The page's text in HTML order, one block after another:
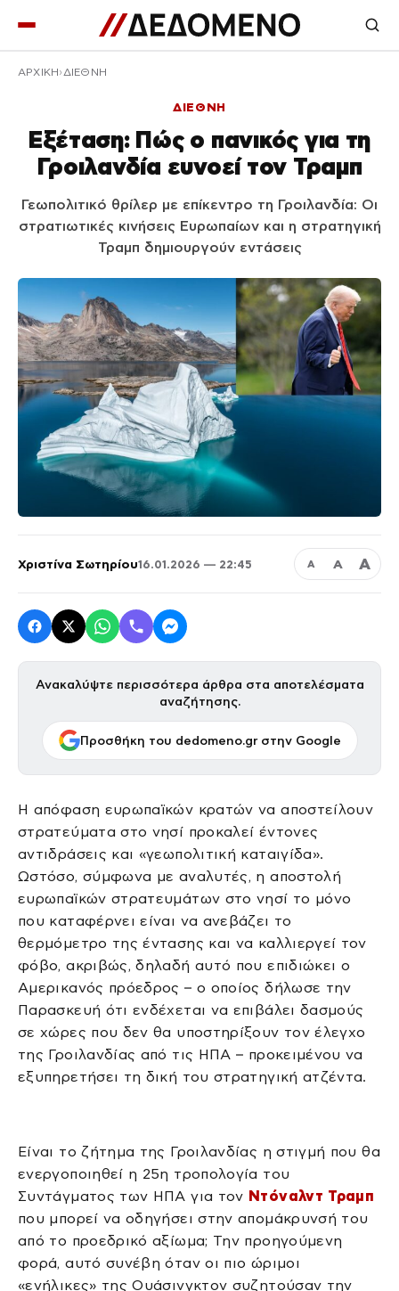
ΑΡΧΙΚΉ ΔΙΕΘΝΗ
ΔΙΕΘΝΗ
Εξέταση: Πώς ο πανικός για τη
Γροιλανδία ευνοεί τον Τραμπ
Γεωπολιτικό θρίλερ με επίκεντρο τη Γροιλανδία: Οι
στρατιωτικές κινήσεις Ευρωπαίων και η στρατηγική
Τραμπ δημιουργούν εντάσεις
Χριστίνα Σωτηρίου16.01.2026 — 22:45 Α Α Α
Ανακαλύψτε περισσότερα άρθρα στα αποτελέσματα
αναζήτησης.
Προσθήκη του dedomeno.gr στην Google
Η απόφαση ευρωπαϊκών κρατών να αποστείλουν
στρατεύματα στο νησί προκαλεί έντονες
αντιδράσεις και «γεωπολιτική καταιγίδα».
Ωστόσο, σύμφωνα με αναλυτές, η αποστολή
ευρωπαϊκών στρατευμάτων στο νησί το μόνο
που καταφέρνει είναι να ανεβάζει το
θερμόμετρο της έντασης και να καλλιεργεί τον
φόβο, ακριβώς, δηλαδή αυτό που επιδιώκει ο
Αμερικανός πρόεδρος – ο οποίος δήλωσε την
Παρασκευή ότι ενδέχεται να επιβάλει δασμούς
σε χώρες που δεν θα υποστηρίξουν τον έλεγχο
της Γροιλανδίας από τις ΗΠΑ – προκειμένου να
εξυπηρετήσει τη δική του στρατηγική ατζέντα.
Είναι το ζήτημα της Γροιλανδίας η στιγμή που θα
ενεργοποιηθεί η 25η τροπολογία του
Συντάγματος των ΗΠΑ για τον Ντόναλντ Τραμπ
που μπορεί να οδηγήσει στην απομάκρυνσή του
από το προεδρικό αξίωμα; Την προηγούμενη
φορά, αυτό συνέβη όταν οι πιο ώριμοι
«ενήλικες» της Ουάσινγκτον συζητούσαν την